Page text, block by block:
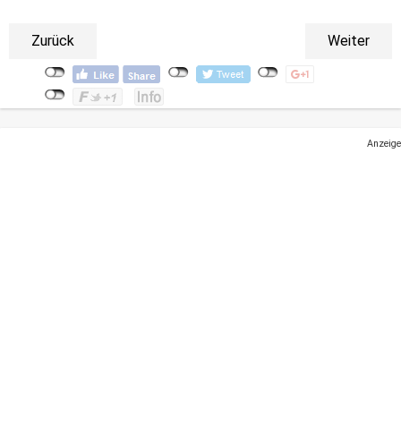
Zurück Weiter
Anzeige